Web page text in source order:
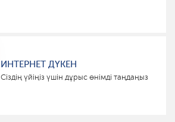
ИНТЕРНЕТ ДҮКЕН
Сіздің үйіңіз үшін дұрыс өнімді таңдаңыз